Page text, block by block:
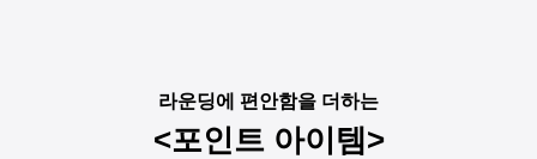
라운딩에 편안함을 더하는
<포인트 아이템>